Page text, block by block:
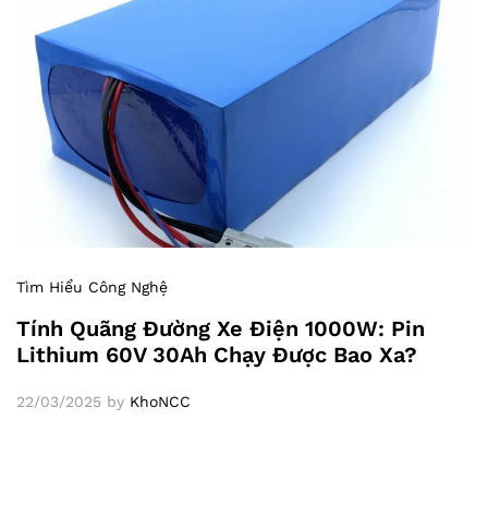
Tìm Hiểu Công Nghệ
Tính Quãng Đường Xe Điện 1000W: Pin
Lithium 60V 30Ah Chạy Được Bao Xa?
22/03/2025 by KhoNCC